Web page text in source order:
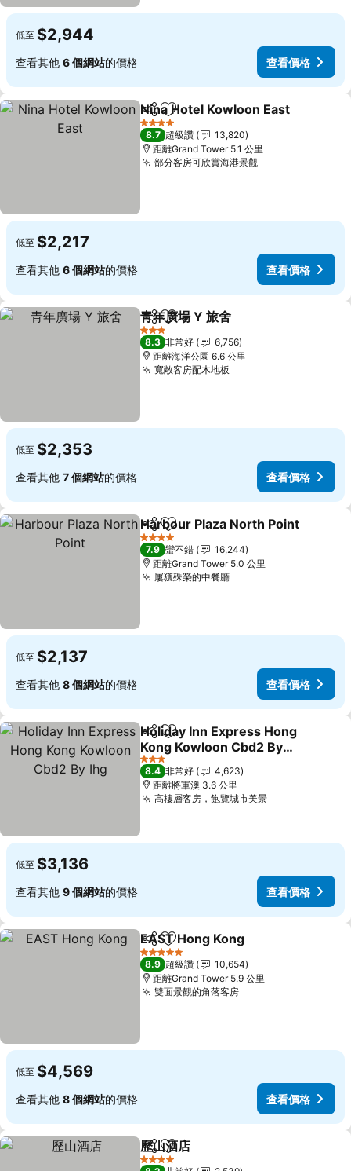
低至 $2,944
查看其他 6 個網站的價格 查看價格
分享 加入我的最愛
Nina Hotel Kowloon East
4 星級
8.7 超級讚
13,820
距離Grand Tower 5.1 公里
部分客房可欣賞海港景觀
低至 $2,217
查看其他 6 個網站的價格 查看價格
分享 加入我的最愛
青年廣場 Y 旅舍
3 星級
8.3 非常好
6,756
距離海洋公園 6.6 公里
寬敞客房配木地板
低至 $2,353
查看其他 7 個網站的價格 查看價格
分享 加入我的最愛
Harbour Plaza North Point
4 星級
7.9 蠻不錯
16,244
距離Grand Tower 5.0 公里
屢獲殊榮的中餐廳
低至 $2,137
查看其他 8 個網站的價格 查看價格
分享 加入我的最愛
Holiday Inn Express Hong
Kong Kowloon Cbd2 By
Ihg
3 星級
8.4 非常好
4,623
距離將軍澳 3.6 公里
高樓層客房，飽覽城市美景
低至 $3,136
查看其他 9 個網站的價格 查看價格
分享 加入我的最愛
EAST Hong Kong
5 星級
8.9 超級讚
10,654
距離Grand Tower 5.9 公里
雙面景觀的角落客房
低至 $4,569
查看其他 8 個網站的價格 查看價格
分享 加入我的最愛
歷山酒店
4 星級